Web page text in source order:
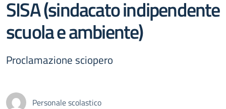
SISA (sindacato indipendente
scuola e ambiente)
Proclamazione sciopero
Personale scolastico